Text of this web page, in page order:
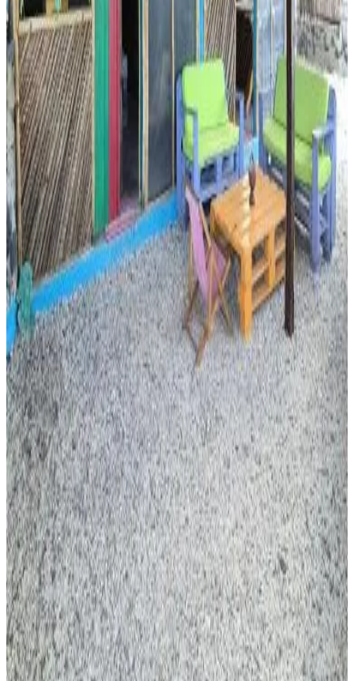
Ma jolie Cabane, 1 minute from the Indien Ocean
Memboua Bouani
8.4
Réservation directe
Appartement
Moroni
8.2
Réservation directe
Le bungalow de Mk
Memboua Bouani